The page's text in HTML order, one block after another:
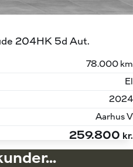
204HK 5d Aut.
78.000 km
El
2024
Aarhus V
259.800 kr.